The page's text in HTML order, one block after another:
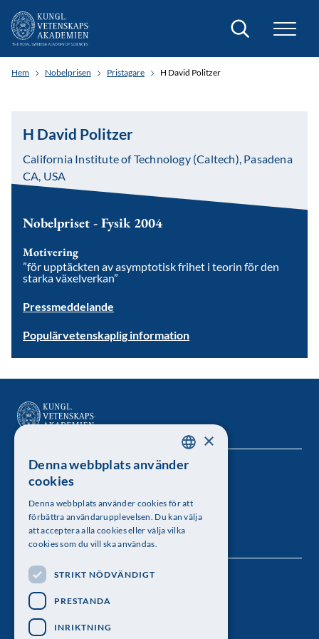
Sök
Hem Nobelprisen Pristagare H David Politzer
H David Politzer
California Institute of Technology (Caltech), Pasadena
CA, USA
Nobelpriset - Fysik 2004
Motivering
”för upptäckten av asymptotisk frihet i teorin för den
starka växelverkan”
Pressmeddelande
Populärvetenskaplig information
Kungl. Vetenskapsakademien
Besöksadress: Lilla Frescativägen 4A
Telefon: 08-673 95 00
Följ oss
SWEDISH
×
Denna webbplats använder
cookies
Denna webbplats använder cookies för att
förbättra användarupplevelsen. Du kan välja
att acceptera alla cookies eller välja vilka
cookies som du vill ska användas.
STRIKT NÖDVÄNDIGT
PRESTANDA
INRIKTNING